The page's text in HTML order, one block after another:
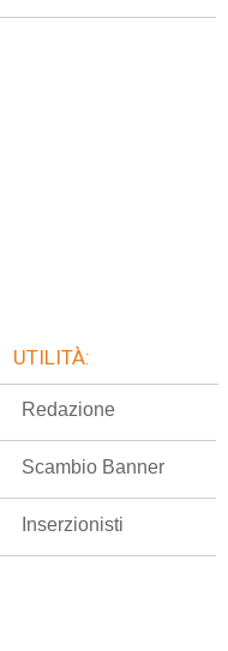
UTILITÀ:
Redazione
Scambio Banner
Inserzionisti